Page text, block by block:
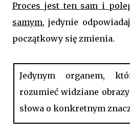
Proces jest ten sam i
samym, jedynie
początkowy się zmienia.
Jedynym organem,
rozumieć widziane
słowa o konkretnym